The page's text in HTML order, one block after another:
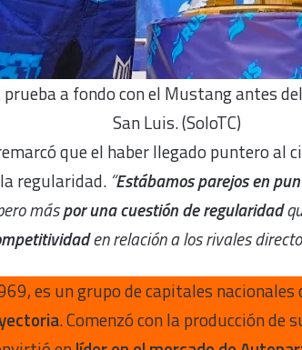
a fondo con el Mustang antes
San Luis. (SoloTC)
que el haber llegado puntero al
regularidad. “Estábamos parejos en
máspor una cuestión de regularidad
en relación a los rivales
es un grupo de capitales
. Comenzó con la producción de